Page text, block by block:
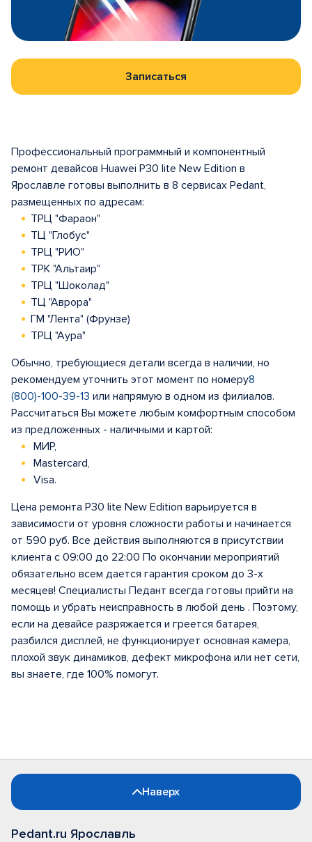
Записаться
Профессиональный программный и компонентный
ремонт девайсов Huawei P30 lite New Edition в
Ярославле готовы выполнить в 8 сервисах Pedant,
размещенных по адресам:
ТРЦ "Фараон"
ТЦ "Глобус"
ТРЦ "РИО"
ТРК "Альтаир"
ТРЦ "Шоколад"
ТЦ "Аврора"
ГМ "Лента" (Фрунзе)
ТРЦ "Аура"
Обычно, требующиеся детали всегда в наличии, но
рекомендуем уточнить этот момент по номеру8
(800)-100-39-13 или напрямую в одном из филиалов.
Рассчитаться Вы можете любым комфортным способом
из предложенных - наличными и картой:
МИР,
Mastercard,
Visa.
Цена ремонта P30 lite New Edition варьируется в
зависимости от уровня сложности работы и начинается
от 590 руб. Все действия выполняются в присутствии
клиента с 09:00 до 22:00 По окончании мероприятий
обязательно всем дается гарантия сроком до 3-х
месяцев! Специалисты Педант всегда готовы прийти на
помощь и убрать неисправность в любой день . Поэтому,
если на девайсе разряжается и греется батарея,
разбился дисплей, не функционирует основная камера,
плохой звук динамиков, дефект микрофона или нет сети,
вы знаете, где 100% помогут.
Наверх
Pedant.ru Ярославль